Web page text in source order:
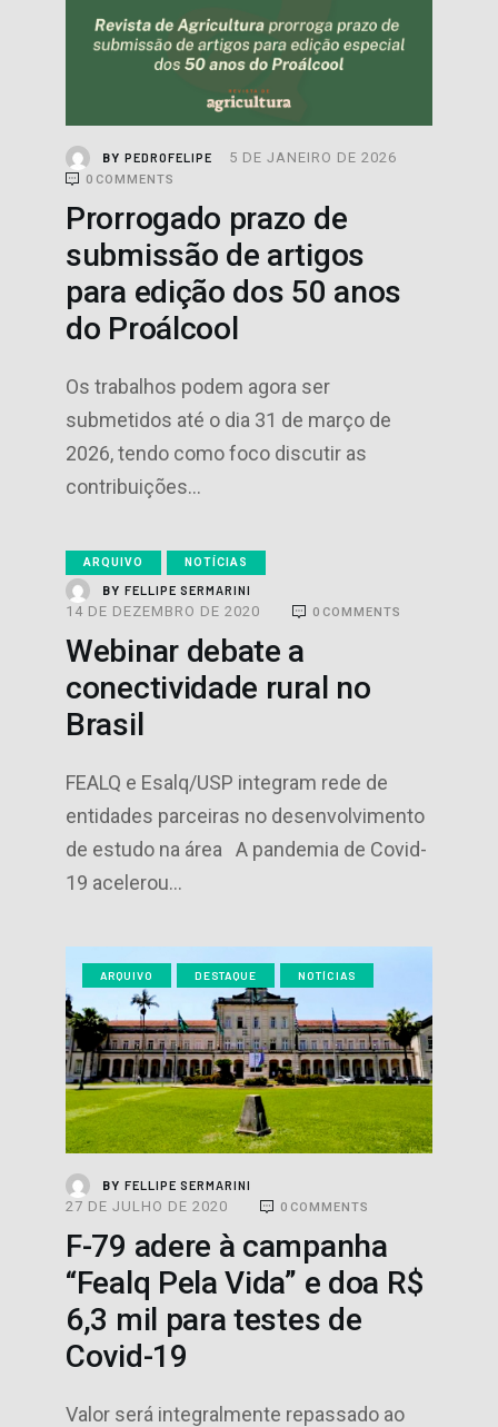
PROJETOS
BY PEDROFELIPE 5 DE JANEIRO DE 2026
0 COMMENTS
Prorrogado prazo de
submissão de artigos
para edição dos 50 anos
do Proálcool
Os trabalhos podem agora ser
submetidos até o dia 31 de março de
2026, tendo como foco discutir as
contribuições…
ARQUIVO NOTÍCIAS
BY FELLIPE SERMARINI
14 DE DEZEMBRO DE 2020 0 COMMENTS
Webinar debate a
conectividade rural no
Brasil
FEALQ e Esalq/USP integram rede de
entidades parceiras no desenvolvimento
de estudo na área A pandemia de Covid-
19 acelerou…
ARQUIVO DESTAQUE NOTÍCIAS
BY FELLIPE SERMARINI
27 DE JULHO DE 2020 0 COMMENTS
F-79 adere à campanha
“Fealq Pela Vida” e doa R$
6,3 mil para testes de
Covid-19
Valor será integralmente repassado ao